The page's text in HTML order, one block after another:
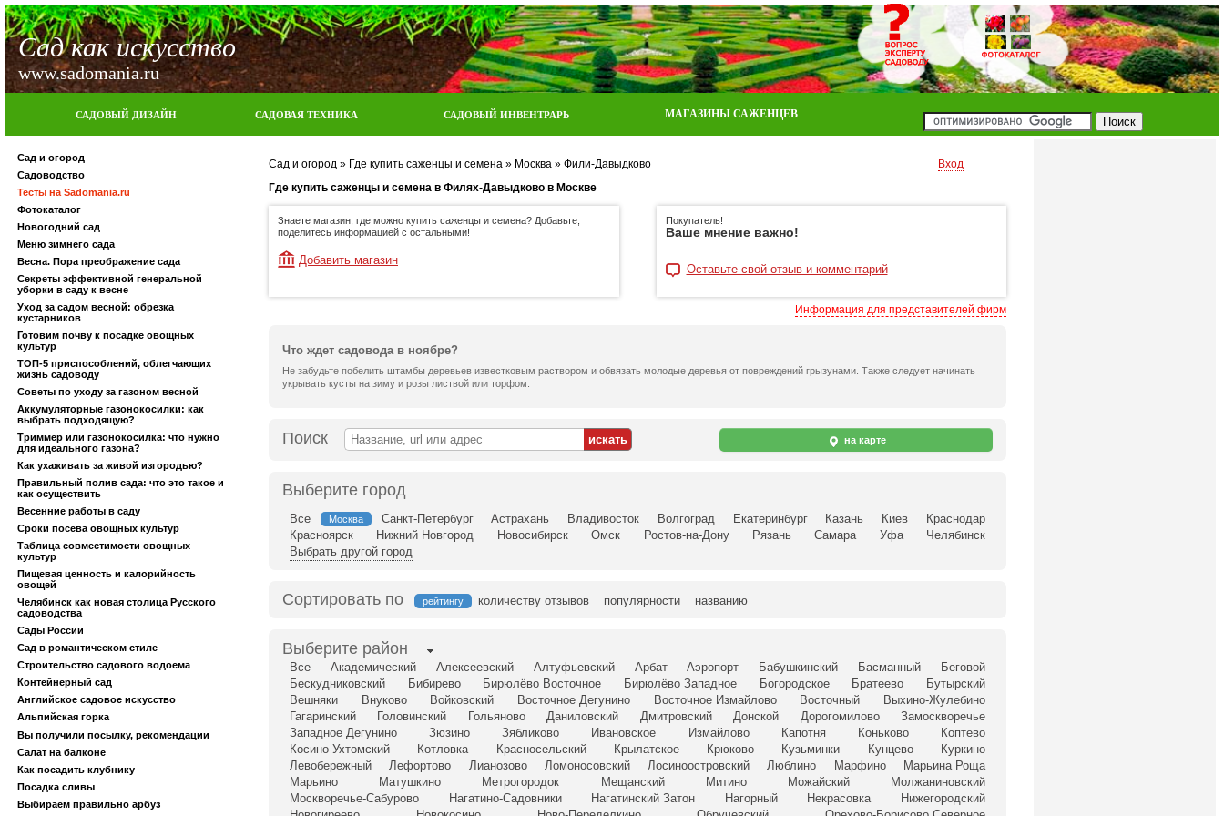
Сад как искусство
www.sadomania.ru
САДОВЫЙ ДИЗАЙН САДОВАЯ ТЕХНИКА САДОВЫЙ ИНВЕНТРАРЬ МАГАЗИНЫ САЖЕНЦЕВ
Сад и огород
Садоводство
Тесты на Sadomania.ru
Фотокаталог
Новогодний сад
Меню зимнего сада
Весна. Пора преображение сада
Секреты эффективной генеральной
уборки в саду к весне
Уход за садом весной: обрезка
кустарников
Готовим почву к посадке овощных
культур
ТОП-5 приспособлений, облегчающих
жизнь садоводу
Советы по уходу за газоном весной
Аккумуляторные газонокосилки: как
выбрать подходящую?
Триммер или газонокосилка: что нужно
для идеального газона?
Как ухаживать за живой изгородью?
Правильный полив сада: что это такое и
как осуществить
Весенние работы в саду
Сроки посева овощных культур
Таблица совместимости овощных
культур
Пищевая ценность и калорийность
овощей
Челябинск как новая столица Русского
садоводства
Сады России
Сад в романтическом стиле
Строительство садового водоема
Контейнерный сад
Английское садовое искусство
Альпийская горка
Вы получили посылку, рекомендации
Салат на балконе
Как посадить клубнику
Посадка сливы
Выбираем правильно арбуз
Сад и огород » Где купить саженцы и семена » Москва » Фили-Давыдково
Вход
Где купить саженцы и семена в Филях-Давыдково в Москве
Знаете магазин, где можно купить саженцы и семена? Добавьте,
поделитесь информацией с остальными!
Добавить магазин
Покупатель!
Ваше мнение важно!
Оставьте свой отзыв и комментарий
Информация для представителей фирм
Что ждет садовода в ноябре?
Не забудьте побелить штамбы деревьев известковым раствором и обвязать молодые деревья от повреждений грызунами. Также следует начинать
укрывать кусты на зиму и розы листвой или торфом.
Поиск на карте
Выберите город
Все Москва Санкт-Петербург Астрахань Владивосток Волгоград Екатеринбург Казань Киев
Краснодар
Красноярск
Нижний Новгород Новосибирск Омск Ростов-на-Дону Рязань Самара Уфа
Челябинск
Выбрать другой город
Сортировать по рейтингу количеству отзывов популярности названию
Выберите район
Все Академический Алексеевский Алтуфьевский Арбат Аэропорт Бабушкинский Басманный
Беговой
Бескудниковский
Бибирево Бирюлёво Восточное Бирюлёво Западное Богородское Братеево
Бутырский
Вешняки
Внуково Войковский Восточное Дегунино Восточное Измайлово Восточный
Выхино-Жулебино
Гагаринский
Головинский Гольяново Даниловский Дмитровский Донской Дорогомилово
Замоскворечье
Западное Дегунино
Зюзино Зябликово Ивановское Измайлово Капотня Коньково
Коптево
Косино-Ухтомский
Котловка Красносельский Крылатское Крюково Кузьминки Кунцево
Куркино
Левобережный
Лефортово Лианозово Ломоносовский Лосиноостровский Люблино Марфино
Марьина Роща
Марьино
Матушкино Метрогородок Мещанский Митино Можайский
Молжаниновский
Москворечье-Сабурово
Нагатино-Садовники Нагатинский Затон Нагорный Некрасовка
Нижегородский